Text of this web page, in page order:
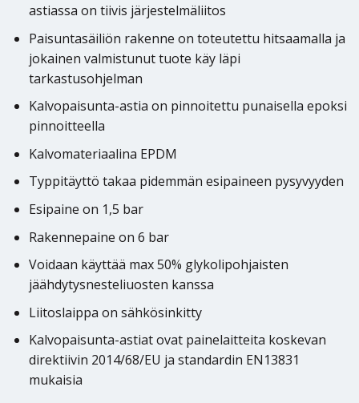
astiassa on tiivis järjestelmäliitos
Paisuntasäiliön rakenne on toteutettu hitsaamalla ja
jokainen valmistunut tuote käy läpi
tarkastusohjelman
Kalvopaisunta-astia on pinnoitettu punaisella epoksi
pinnoitteella
Kalvomateriaalina EPDM
Typpitäyttö takaa pidemmän esipaineen pysyvyyden
Esipaine on 1,5 bar
Rakennepaine on 6 bar
Voidaan käyttää max 50% glykolipohjaisten
jäähdytysnesteliuosten kanssa
Liitoslaippa on sähkösinkitty
Kalvopaisunta-astiat ovat painelaitteita koskevan
direktiivin 2014/68/EU ja standardin EN13831
mukaisia